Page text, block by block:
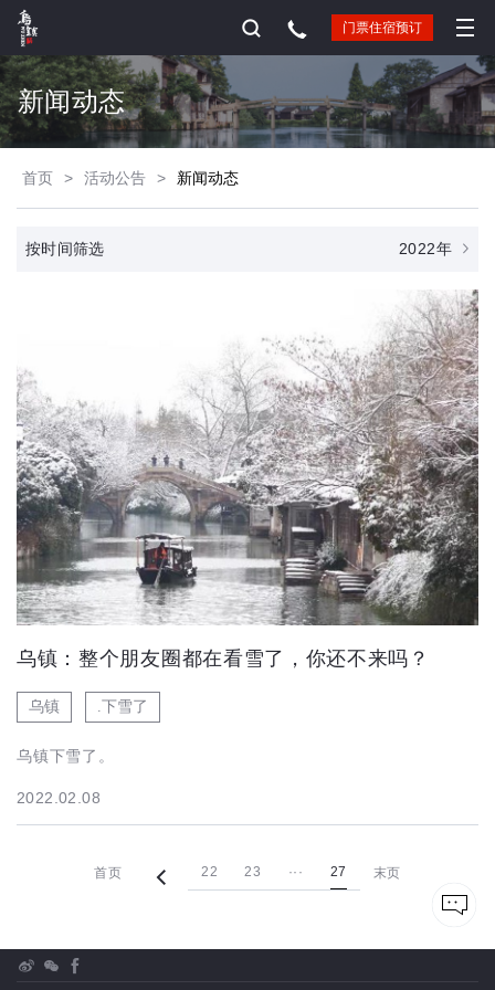
门票住宿预订
新闻动态
首页 > 活动公告 > 新闻动态
按时间筛选 2022年
乌镇：整个朋友圈都在看雪了，你还不来吗？
乌镇 .下雪了
乌镇下雪了。
2022.02.08
首页 22 23 ··· 27 末页